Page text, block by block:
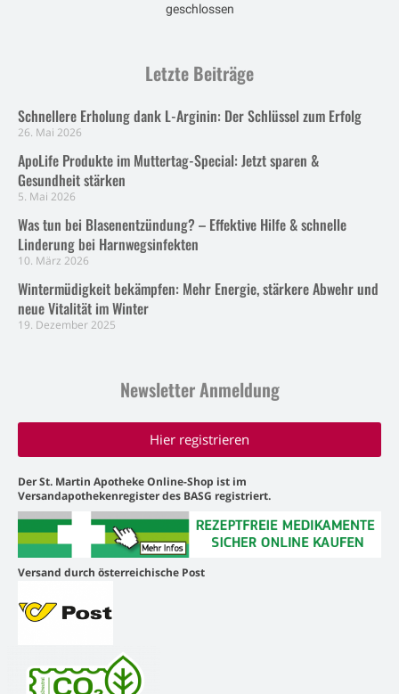
geschlossen
Letzte Beiträge
Schnellere Erholung dank L-Arginin: Der Schlüssel zum Erfolg
26. Mai 2026
ApoLife Produkte im Muttertag-Special: Jetzt sparen &
Gesundheit stärken
5. Mai 2026
Was tun bei Blasenentzündung? – Effektive Hilfe & schnelle
Linderung bei Harnwegsinfekten
10. März 2026
Wintermüdigkeit bekämpfen: Mehr Energie, stärkere Abwehr und
neue Vitalität im Winter
19. Dezember 2025
Newsletter Anmeldung
Hier registrieren
Der St. Martin Apotheke Online-Shop ist im
Versandapothekenregister des BASG registriert.
Versand durch österreichische Post